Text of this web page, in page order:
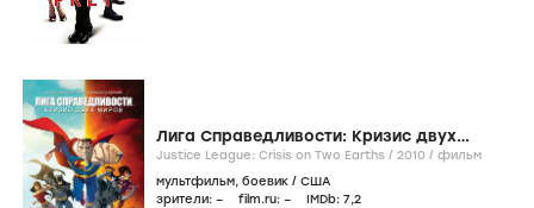
Лига Справедливости: Кризис двух
миров
Justice League: Crisis on Two Earths / 2010 / фильм
мультфильм, боевик / США
зрители: – film.ru: – IMDb: 7,2